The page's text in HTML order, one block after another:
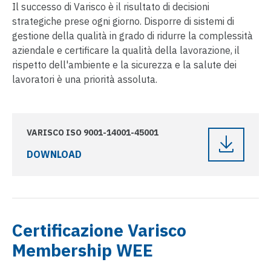
Il successo di Varisco è il risultato di decisioni
strategiche prese ogni giorno. Disporre di sistemi di
gestione della qualità in grado di ridurre la complessità
aziendale e certificare la qualità della lavorazione, il
rispetto dell'ambiente e la sicurezza e la salute dei
lavoratori è una priorità assoluta.
VARISCO ISO 9001-14001-45001
DOWNLOAD
Certificazione Varisco
Membership WEE